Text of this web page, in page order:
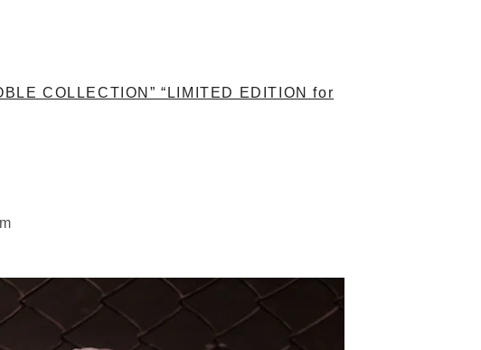
COLLECTION” “LIMITED EDITION for